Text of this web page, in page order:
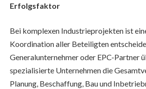
Erfolgsfaktor
Bei komplexen Industrieprojekten ist
Koordination aller Beteiligten
Generalunternehmer oder EPC-Partner
spezialisierte Unternehmen die
Planung, Beschaffung, Bau und